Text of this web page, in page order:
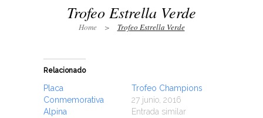
Trofeo Estrella Verde
Home > Trofeo Estrella Verde
Relacionado
Placa
Conmemorativa
Alpina
Trofeo Champions
27 junio, 2016
Entrada similar